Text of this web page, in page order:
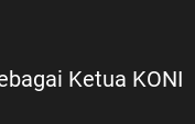
Ketua KONI